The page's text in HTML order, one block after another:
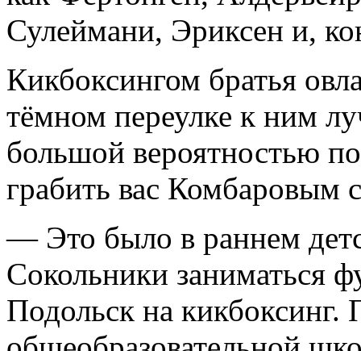
Сулеймани, Эриксен и,
Кикбоксингом братья
тёмном переулке к ним
большой вероятностью
грабить вас Комбаровым
— Это было в раннем
Сокольники заниматься
Подольск на кикбоксинг.